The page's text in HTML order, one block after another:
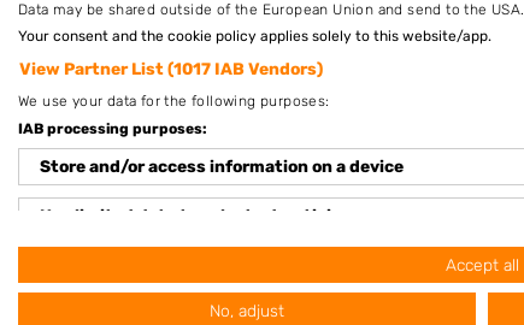
Op 13,93 km afstand
Worp Tjaardastraat 342
8602XP
Data may be shared outside of the European Union and send to the USA.
Your consent and the cookie policy applies solely to this website/app.
View Partner List (1017 IAB Vendors)
We use your data for the following purposes:
IAB processing purposes:
Store and/or access information on a device
Use limited data to select advertising
Use profiles to select personalised advertising
Accept all
No, adjust